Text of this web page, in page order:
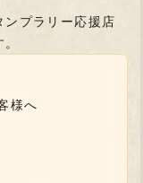
ンプラリー応援店
様へ